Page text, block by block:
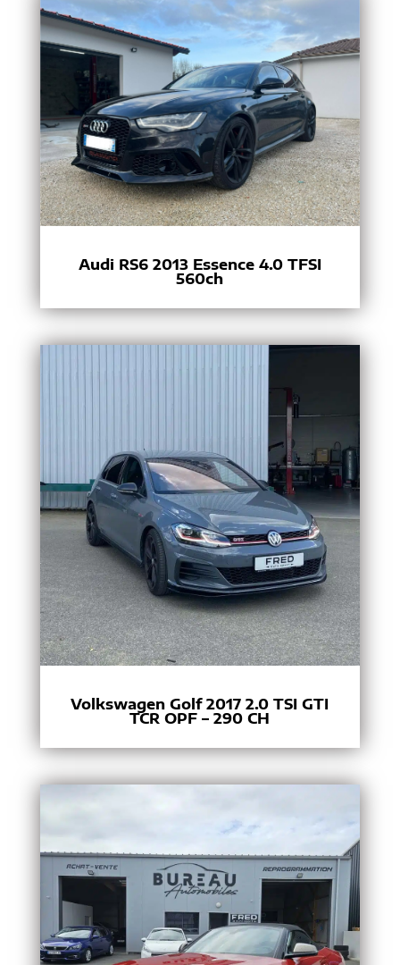
Audi RS6 2013 Essence 4.0 TFSI
560ch
Volkswagen Golf 2017 2.0 TSI GTI
TCR OPF – 290 CH